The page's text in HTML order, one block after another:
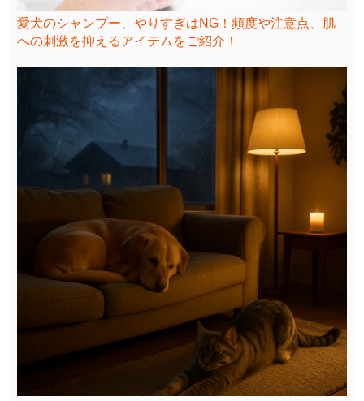
愛犬のシャンプー、やりすぎはNG！頻度や注意点、肌
への刺激を抑えるアイテムをご紹介！